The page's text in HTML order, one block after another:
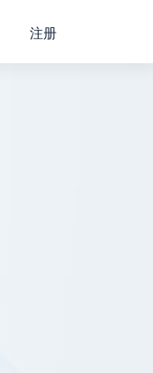
注册